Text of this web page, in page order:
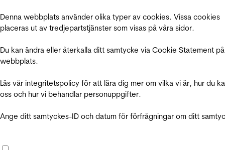
Denna webbplats använder olika typer av cookies. Vissa cookies
placeras ut av tredjepartstjänster som visas på våra sidor.
Du kan ändra eller återkalla ditt samtycke via Cookie Statement
webbplats.
Läs vår integritetspolicy för att lära dig mer om vilka vi är, hur du
oss och hur vi behandlar personuppgifter.
Ange ditt samtyckes-ID och datum för förfrågningar om ditt